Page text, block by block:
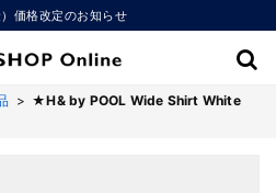
価格改定のお知らせ
> ★H& by POOL Wide Shirt White